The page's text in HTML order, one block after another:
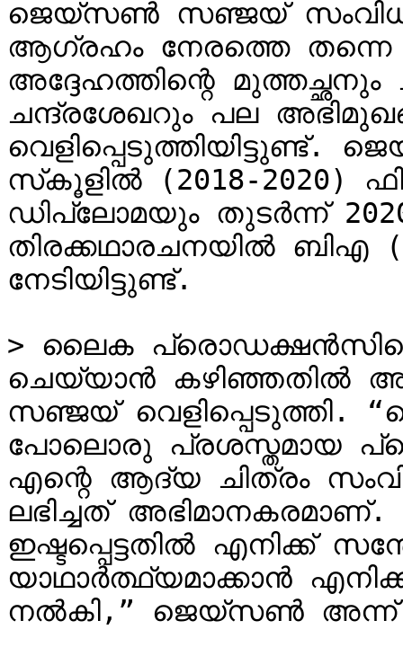
ജെയ്‌സൺ സഞ്ജയ് സംവിധായകനാകാനുള്ള തന്റെ
ആഗ്രഹം നേരത്തെ തന്നെ
അദ്ദേഹത്തിന്റെ
ചന്ദ്രശേഖറും പല
വെളിപ്പെടുത്തിയിട്ടുണ്ട്. ജെയ്‌സൺ സഞ്ജയ് ടൊറന്റോ
സ്‌കൂളിൽ (2018-2020) ഫിലിം പ്രൊഡക്ഷനിൽ
ഡിപ്ലോമയും തുടർന്ന്
തിരക്കഥാരചനയിൽ ബിഎ
നേടിയിട്ടുണ്ട്.
> ലൈക
ചെയ്യാൻ കഴിഞ്ഞതിൽ
സഞ്ജയ്
പോലൊരു പ്രശസ്തമായ
എന്റെ ആദ്യ ചിത്രം
ലഭിച്ചത്
ഇഷ്ടപ്പെട്ടതിൽ എനിക്ക്
യാഥാർത്ഥ്യമാക്കാൻ
നൽകി,” ജെയ്‌സൺ അന്ന് കുറിച്ചു.